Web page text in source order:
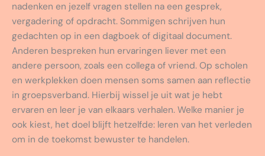
nadenken en jezelf vragen stellen na een gesprek,
vergadering of opdracht. Sommigen schrijven hun
gedachten op in een dagboek of digitaal document.
Anderen bespreken hun ervaringen liever met een
andere persoon, zoals een collega of vriend. Op scholen
en werkplekken doen mensen soms samen aan reflectie
in groepsverband. Hierbij wissel je uit wat je hebt
ervaren en leer je van elkaars verhalen. Welke manier je
ook kiest, het doel blijft hetzelfde: leren van het verleden
om in de toekomst bewuster te handelen.